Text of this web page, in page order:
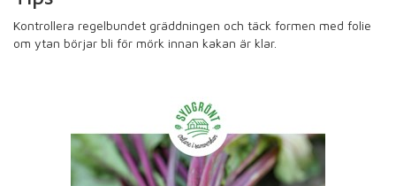
Kontrollera regelbundet gräddningen och täck formen med folie
om ytan börjar bli för mörk innan kakan är klar.